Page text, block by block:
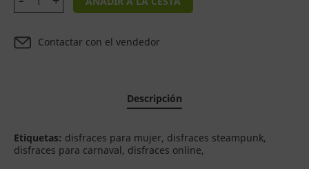
Contactar con el vendedor
Descripción
Etiquetas: disfraces para mujer, disfraces steampunk,
disfraces para carnaval, disfraces online,